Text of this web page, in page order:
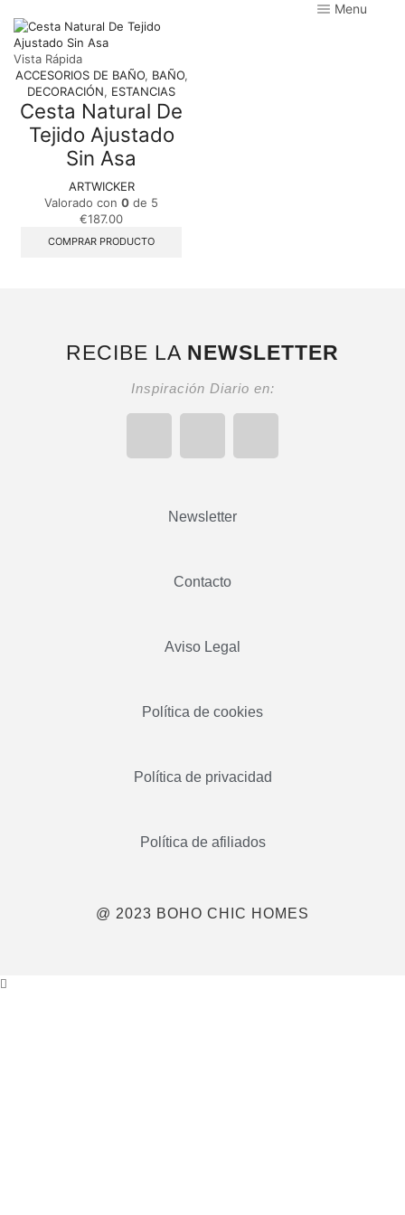
Menu
Vista Rápida
ACCESORIOS DE BAÑO, BAÑO,
DECORACIÓN, ESTANCIAS
Cesta Natural De
Tejido Ajustado
Sin Asa
ARTWICKER
Valorado con 0 de 5
€187.00
COMPRAR PRODUCTO
RECIBE LA NEWSLETTER
Inspiración Diario en:
Newsletter
Contacto
Aviso Legal
Política de cookies
Política de privacidad
Política de afiliados
@ 2023 BOHO CHIC HOMES